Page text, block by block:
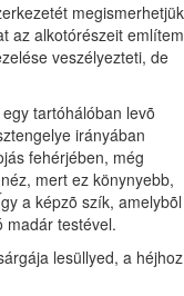
megismerhetjük
az alkotórészeit említem
veszélyezteti, de
tartóhálóban levõ
irányában
fehérjében, még
mert ez könynyebb,
a képzõ szík, amelybõl
madár testével.
lesüllyed, a héjhoz